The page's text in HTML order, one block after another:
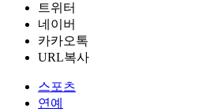
트위터
네이버
카카오톡
URL복사
스포츠
연예